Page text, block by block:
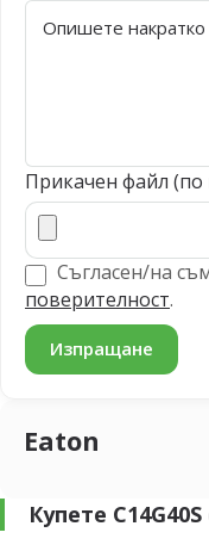
Прикачен файл (по
Съгласен/на
поверителност.
Eaton
Купете